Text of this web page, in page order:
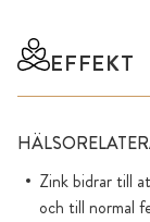
EFFEKT
Zink bidrar till
och till normal